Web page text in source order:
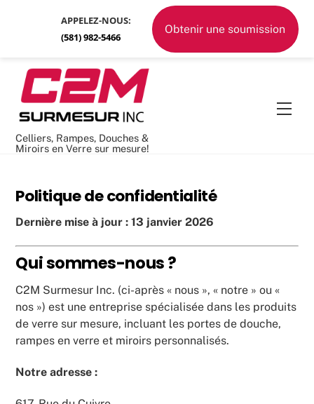
APPELEZ-NOUS:
(581) 982-5466
Obtenir une soumission
Celliers, Rampes, Douches &
Miroirs en Verre sur mesure!
Politique de confidentialité
Dernière mise à jour : 13 janvier 2026
Qui sommes-nous ?
C2M Surmesur Inc. (ci-après « nous », « notre » ou «
nos ») est une entreprise spécialisée dans les produits
de verre sur mesure, incluant les portes de douche,
rampes en verre et miroirs personnalisés.
Notre adresse :